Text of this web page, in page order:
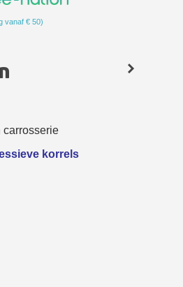
de nieuwsbrief: €5 korting
vanaf € 50)
carrosserie
korrels